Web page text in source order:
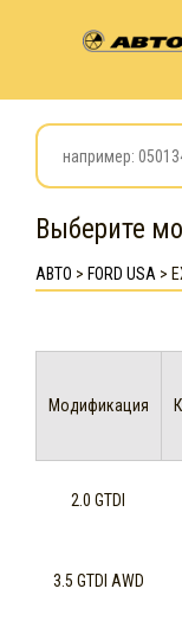
Выберите
АВТО > FORD USA >
Модификация
2.0 GTDI
3.5 GTDI AWD